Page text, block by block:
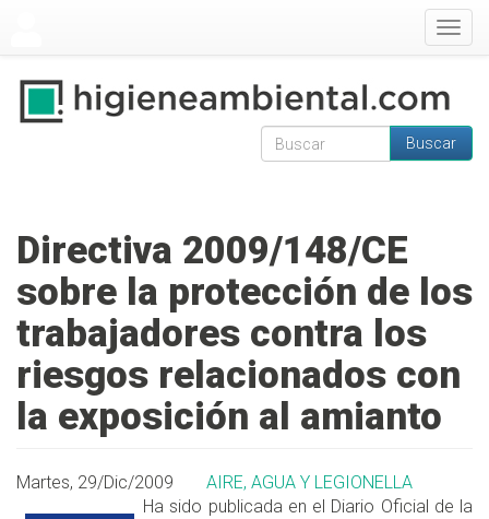
Formulario de
Buscar
Directiva 2009/148/CE
sobre la protección de los
trabajadores contra los
riesgos relacionados con
la exposición al amianto
Martes, 29/Dic/2009
AIRE, AGUA Y LEGIONELLA
Ha sido publicada en el Diario Oficial de la